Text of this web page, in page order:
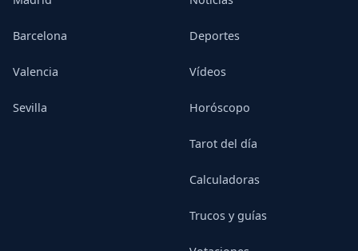
Barcelona
Valencia
Sevilla
Deportes
Vídeos
Horóscopo
Tarot del día
Calculadoras
Trucos y guías